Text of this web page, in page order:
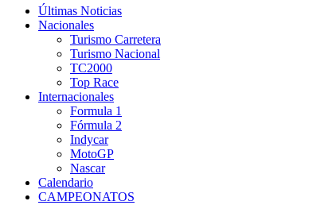
Últimas Noticias
Nacionales
Turismo Carretera
Turismo Nacional
TC2000
Top Race
Internacionales
Formula 1
Fórmula 2
Indycar
MotoGP
Nascar
Calendario
CAMPEONATOS